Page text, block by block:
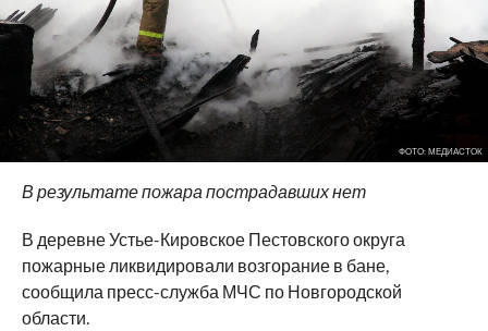
ФОТО: МЕДИАСТОК
В результате пожара пострадавших нет
В деревне Устье-Кировское Пестовского округа
пожарные ликвидировали возгорание в бане,
сообщила пресс-служба МЧС по Новгородской
области.